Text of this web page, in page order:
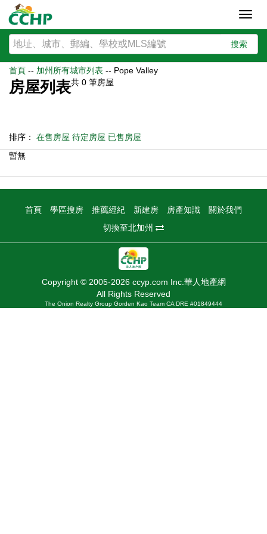
搜索
首頁 -- 加州所有城市列表 -- Pope Valley
房屋列表共 0 筆房屋
排序： 在售房屋 待定房屋 已售房屋
暫無
首頁 學區搜房 推薦經紀 新建房 房產知識
關於我們
切換至北加州
Copyright © 2005-2026 ccyp.com Inc.華人地產網
All Rights Reserved
The Onion Realty Group Gorden Kao Team CA DRE #01849444